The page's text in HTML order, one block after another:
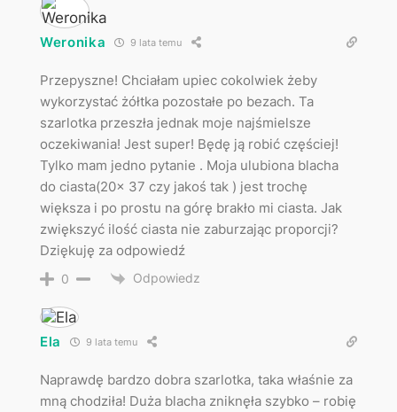
Weronika 9 lata temu
Przepyszne! Chciałam upiec cokolwiek żeby
wykorzystać żółtka pozostałe po bezach. Ta
szarlotka przeszła jednak moje najśmielsze
oczekiwania! Jest super! Będę ją robić częściej!
Tylko mam jedno pytanie . Moja ulubiona blacha
do ciasta(20x 37 czy jakoś tak ) jest trochę
większa i po prostu na górę brakło mi ciasta. Jak
zwiększyć ilość ciasta nie zaburzając proporcji?
Dziękuję za odpowiedź
0 Odpowiedz
Ela 9 lata temu
Naprawdę bardzo dobra szarlotka, taka właśnie za
mną chodziła! Duża blacha zniknęła szybko – robię